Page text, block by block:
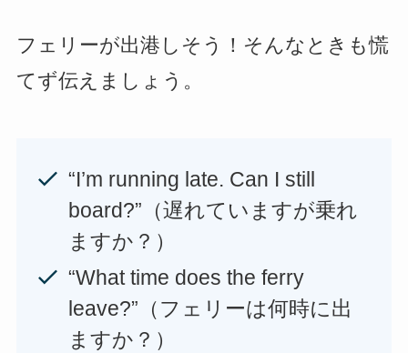
フェリーが出港しそう！そんなときも慌
てず伝えましょう。
“I’m running late. Can I still
board?”（遅れていますが乗れ
ますか？）
“What time does the ferry
leave?”（フェリーは何時に出
ますか？）